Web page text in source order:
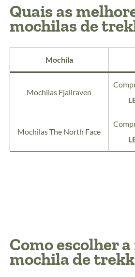
Quais as
mochilas de
Mochila
Mochilas Fjallraven
Mochilas The North Face
Como escolher
mochila de